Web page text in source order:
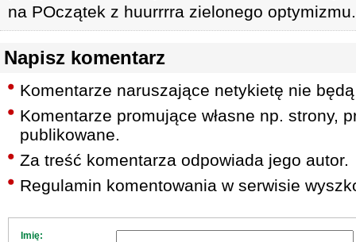
na POczątek z huurrrra zielonego optymizmu.
Napisz komentarz
Komentarze naruszające netykietę nie
Komentarze promujące własne np. strony,
publikowane.
Za treść komentarza odpowiada jego autor.
Regulamin komentowania w serwisie
Imię: